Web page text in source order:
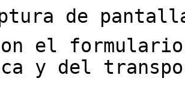
de
el formulario
y del